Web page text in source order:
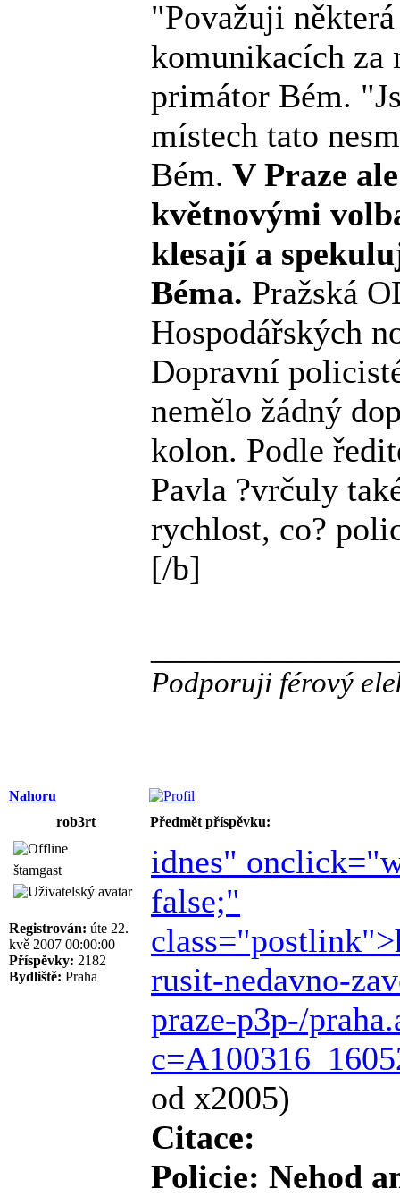
"Považuji
komunikacích za
primátor Bém.
místech tato
Bém. V Praze
květnovými
klesají a
Béma. Pražská
Hospodářských
Dopravní
nemělo žádný
kolon. Podle
Pavla ?vrčuly
rychlost, co?
[/b]
Podporuji férový
Nahoru
rob3rt
Předmět příspěvku:
štamgast
Registrován: úte 22.
kvě 2007 00:00:00
Příspěvky: 2182
Bydliště: Praha
idnes"
false;"
rusit-nedavno-
praze-p3p-/
od x2005)
Citace:
Policie: Nehod